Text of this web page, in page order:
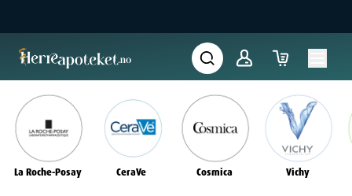
La Roche-Posay CeraVe Cosmica Vichy